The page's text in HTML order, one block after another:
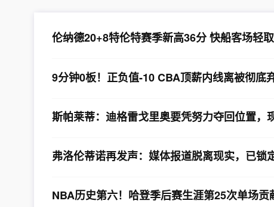
伦纳德20+8特伦特赛季新高36分 快船客场轻
9分钟0板！正负值-10 CBA顶薪内线离被彻底
斯帕莱蒂：迪格雷戈里奥要凭努力夺回位置，
弗洛伦蒂诺再发声：媒体报道脱离现实，已锁
NBA历史第六！哈登季后赛生涯第25次单场贡